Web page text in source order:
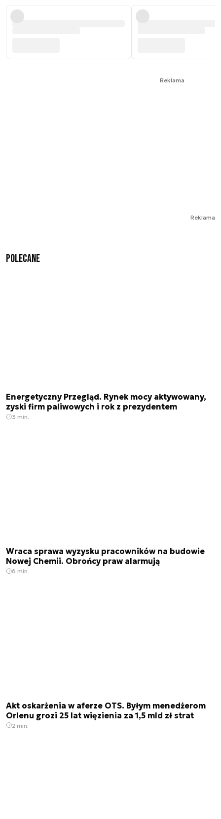
Reklama
Reklama
Polecane
Energetyczny Przegląd. Rynek mocy aktywowany,
zyski firm paliwowych i rok z prezydentem
3 min.
Wraca sprawa wyzysku pracowników na budowie
Nowej Chemii. Obrońcy praw alarmują
6 min.
Akt oskarżenia w aferze OTS. Byłym menedżerom
Orlenu grozi 25 lat więzienia za 1,5 mld zł strat
2 min.